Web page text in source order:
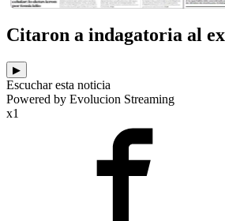
Citaron a indagatoria al
▶
Escuchar esta noticia
Powered by Evolucion Streaming
x1